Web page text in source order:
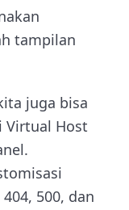
tampilan
juga bisa
Virtual Host
500, dan